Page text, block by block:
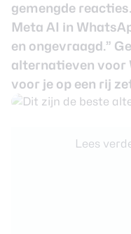
gemengde
Meta AI in
en ongevraagd.”
alternatieven voor
voor je op een rij
Lees
Login
Over ons